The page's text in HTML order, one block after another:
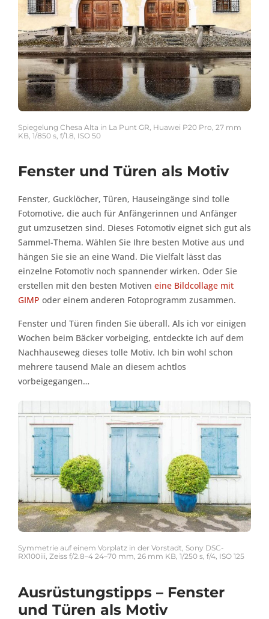
Spiegelung Chesa Alta in La Punt GR, Huawei P20 Pro, 27 mm
KB, 1/850 s, f/1.8, ISO 50
Fenster und Türen als Motiv
Fenster, Gucklöcher, Türen, Hauseingänge sind tolle
Fotomotive, die auch für Anfängerinnen und Anfänger
gut umzusetzen sind. Dieses Fotomotiv eignet sich gut als
Sammel-Thema. Wählen Sie Ihre besten Motive aus und
hängen Sie sie an eine Wand. Die Vielfalt lässt das
einzelne Fotomotiv noch spannender wirken. Oder Sie
erstellen mit den besten Motiven eine Bildcollage mit
GIMP oder einem anderen Fotoprogramm zusammen.
Fenster und Türen finden Sie überall. Als ich vor einigen
Wochen beim Bäcker vorbeiging, entdeckte ich auf dem
Nachhauseweg dieses tolle Motiv. Ich bin wohl schon
mehrere tausend Male an diesem achtlos
vorbeigegangen…
Symmetrie auf einem Vorplatz in der Vorstadt, Sony DSC-
RX100iii, Zeiss f/2.8–4 24–70 mm, 26 mm KB, 1/250 s, f/4, ISO 125
Ausrüstungstipps – Fenster
und Türen als Motiv